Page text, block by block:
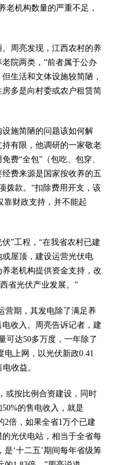
老机构数量的严重不足，
周亮发现，江西农村的养
院两类，“前者属于公办
生活和文体设施较简陋，
多是向村委或农户租赁简
施简陋的问题该如何解
有限，他调研的一家敬老
费“全包”（包吃、包穿、
费来源是国家按收养的五
拨款。“扣除费用开支，该
靠财政支持，并不能起
”工程，“在我省农村已建
屋顶，建设运营光伏电
老机构提供资金支持，改
省光伏产业发展。”
营期，其发电除了满足养
收入。周亮告诉记者，建
可达50多万度，一年除了
电上网，以光伏新政0.41
收益。
或按比例合资建设，同时
的售电收入，就是
2倍，如果全省1万个已建
光伏电站，相当于全省每
‘十二五’期间每年省级筹